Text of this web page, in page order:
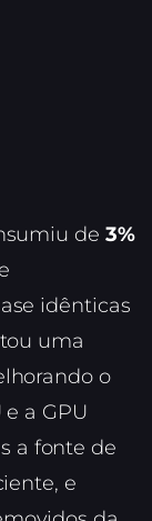
de 3%
idênticas
uma
o
a GPU
a fonte de
e